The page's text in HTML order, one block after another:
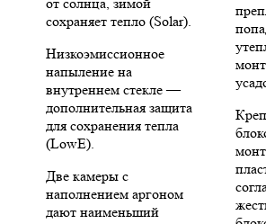
сохраняет тепло (Solar).
Низкоэмиссионное
напыление на
внутреннем стекле —
дополнительная защита
для сохранения тепла
(LowE).
Две камеры с
наполнением аргоном
дают наименьший